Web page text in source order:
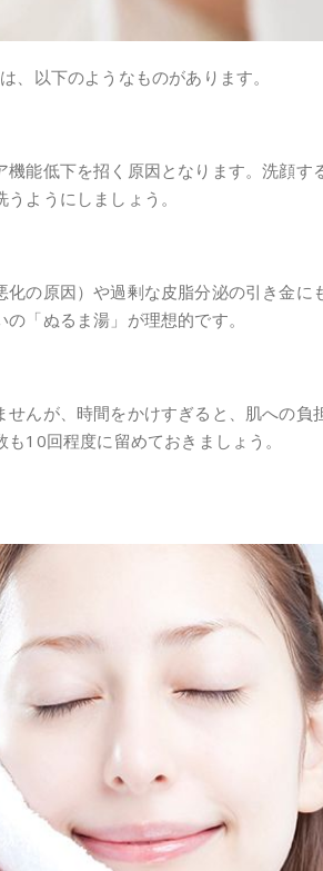
、以下のようなものがあります。
能低下を招く原因となります。洗顔す
ようにしましょう。
の原因）や過剰な皮脂分泌の引き金に
「ぬるま湯」が理想的です。
んが、時間をかけすぎると、肌への負
10回程度に留めておきましょう。